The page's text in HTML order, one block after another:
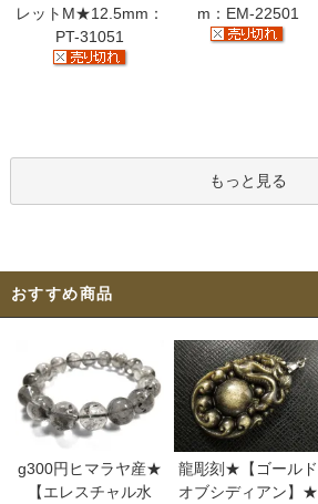
レットM★12.5mm：
PT-31051
m：EM-22501
もっと見る
おすすめ商品
g300円ヒマラヤ産★
【エレスチャル水
龍彫刻★【ゴールド
オブシディアン】★